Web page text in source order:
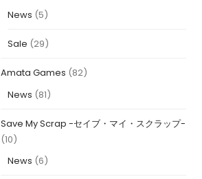
News (5)
Sale (29)
Amata Games (82)
News (81)
Save My Scrap -セイブ・マイ・スクラップ-
(10)
News (6)